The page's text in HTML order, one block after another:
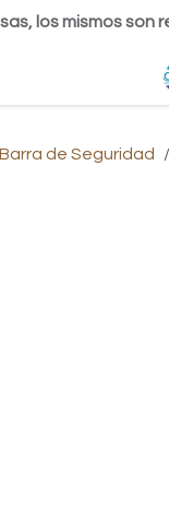
los mismos son
Barra de Seguridad